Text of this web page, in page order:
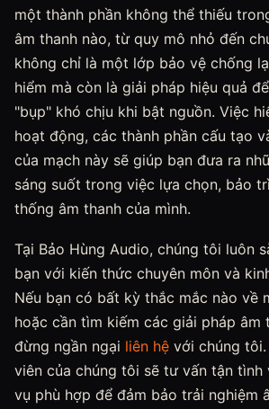
một thành phần không thể thiếu
âm thanh nào, từ quy mô nhỏ đến
không chỉ là một lớp bảo vệ chống
hiểm mà còn là giải pháp hiệu quả
"bụp" khó chịu khi bật nguồn. Việc
hoạt động, các thành phần cấu tạo
của mạch này sẽ giúp bạn đưa ra
sáng suốt trong việc lựa chọn, bảo
thống âm thanh của mình.
Tại Bảo Hùng Audio, chúng tôi luôn
bạn với kiến thức chuyên môn và
Nếu bạn có bất kỳ thắc mắc nào về
hoặc cần tìm kiếm các giải pháp âm
đừng ngần ngại liên hệ với chúng
viên của chúng tôi sẽ tư vấn tận tình
vụ phù hợp để đảm bảo trải nghiệm